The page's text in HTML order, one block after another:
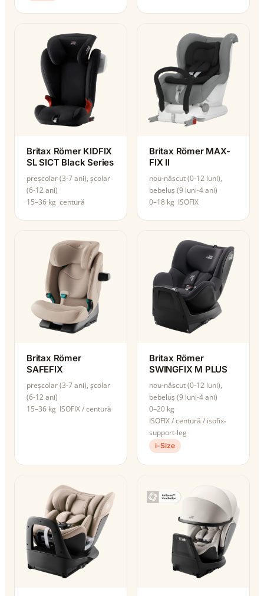
Britax Römer KIDFIX
SL SICT Black Series
preșcolar (3-7 ani), școlar
(6-12 ani)
15–36 kg centură
Britax Römer MAX-
FIX II
nou-născut (0-12 luni),
bebeluș (9 luni-4 ani)
0–18 kg ISOFIX
Britax Römer
SAFEFIX
preșcolar (3-7 ani), școlar
(6-12 ani)
15–36 kg ISOFIX / centură
Britax Römer
SWINGFIX M PLUS
nou-născut (0-12 luni),
bebeluș (9 luni-4 ani)
0–20 kg
ISOFIX / centură / isofix-
support-leg
i-Size